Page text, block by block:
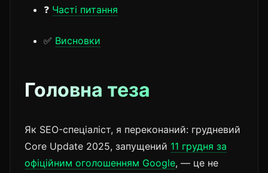
❓ Часті питання
✅ Висновки
Головна теза
Як SEO-спеціаліст, я переконаний: грудневий
Core Update 2025, запущений 11 грудня за
офіційним оголошенням Google, — це не